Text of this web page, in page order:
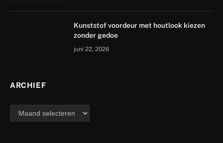
Kunststof voordeur met houtlook kiezen
zonder gedoe
juni 22, 2026
ARCHIEF
archief